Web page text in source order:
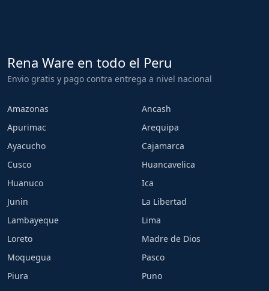
Rena Ware en todo el Peru
Envio gratis y pago contra entrega a nivel nacional
Amazonas
Ancash
Apurimac
Arequipa
Ayacucho
Cajamarca
Cusco
Huancavelica
Huanuco
Ica
Junin
La Libertad
Lambayeque
Lima
Loreto
Madre de Dios
Moquegua
Pasco
Piura
Puno